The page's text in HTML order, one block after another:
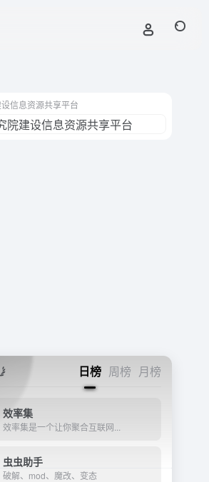
信息资源共享平台
日榜 周榜 月榜
效率集
效率集是一个让你聚合互联网...
虫虫助手
破解、mod、魔改、变态